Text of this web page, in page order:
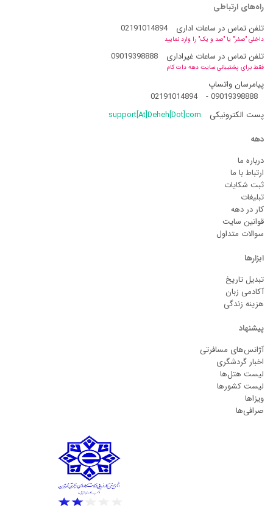
راه‌های ارتباطی
تلفن تماس در ساعات اداری
02191014894
داخلی "صفر" یا "صد و یک" را وارد نمایید
تلفن تماس در ساعات غیراداری 09019398888
فقط برای پشتیبانی سایت دهه دات کام
پیامرسان واتساپ
09019398888
-
02191014894
پست الکترونیکی
support[At]Deheh[Dot]com
دهه
درباره ما
ارتباط با ما
ثبت شکایات
تبلیغات
کار در دهه
قوانین سایت
سوالات متداول
ابزارها
تبدیل تاریخ
آکادمی زبان
هزینه زندگی
پیشنهاد
آژانس‌های مسافرتی
اخبار گردشگری
لیست هتل‌ها
لیست کشورها
ویزاها
صرافی‌ها